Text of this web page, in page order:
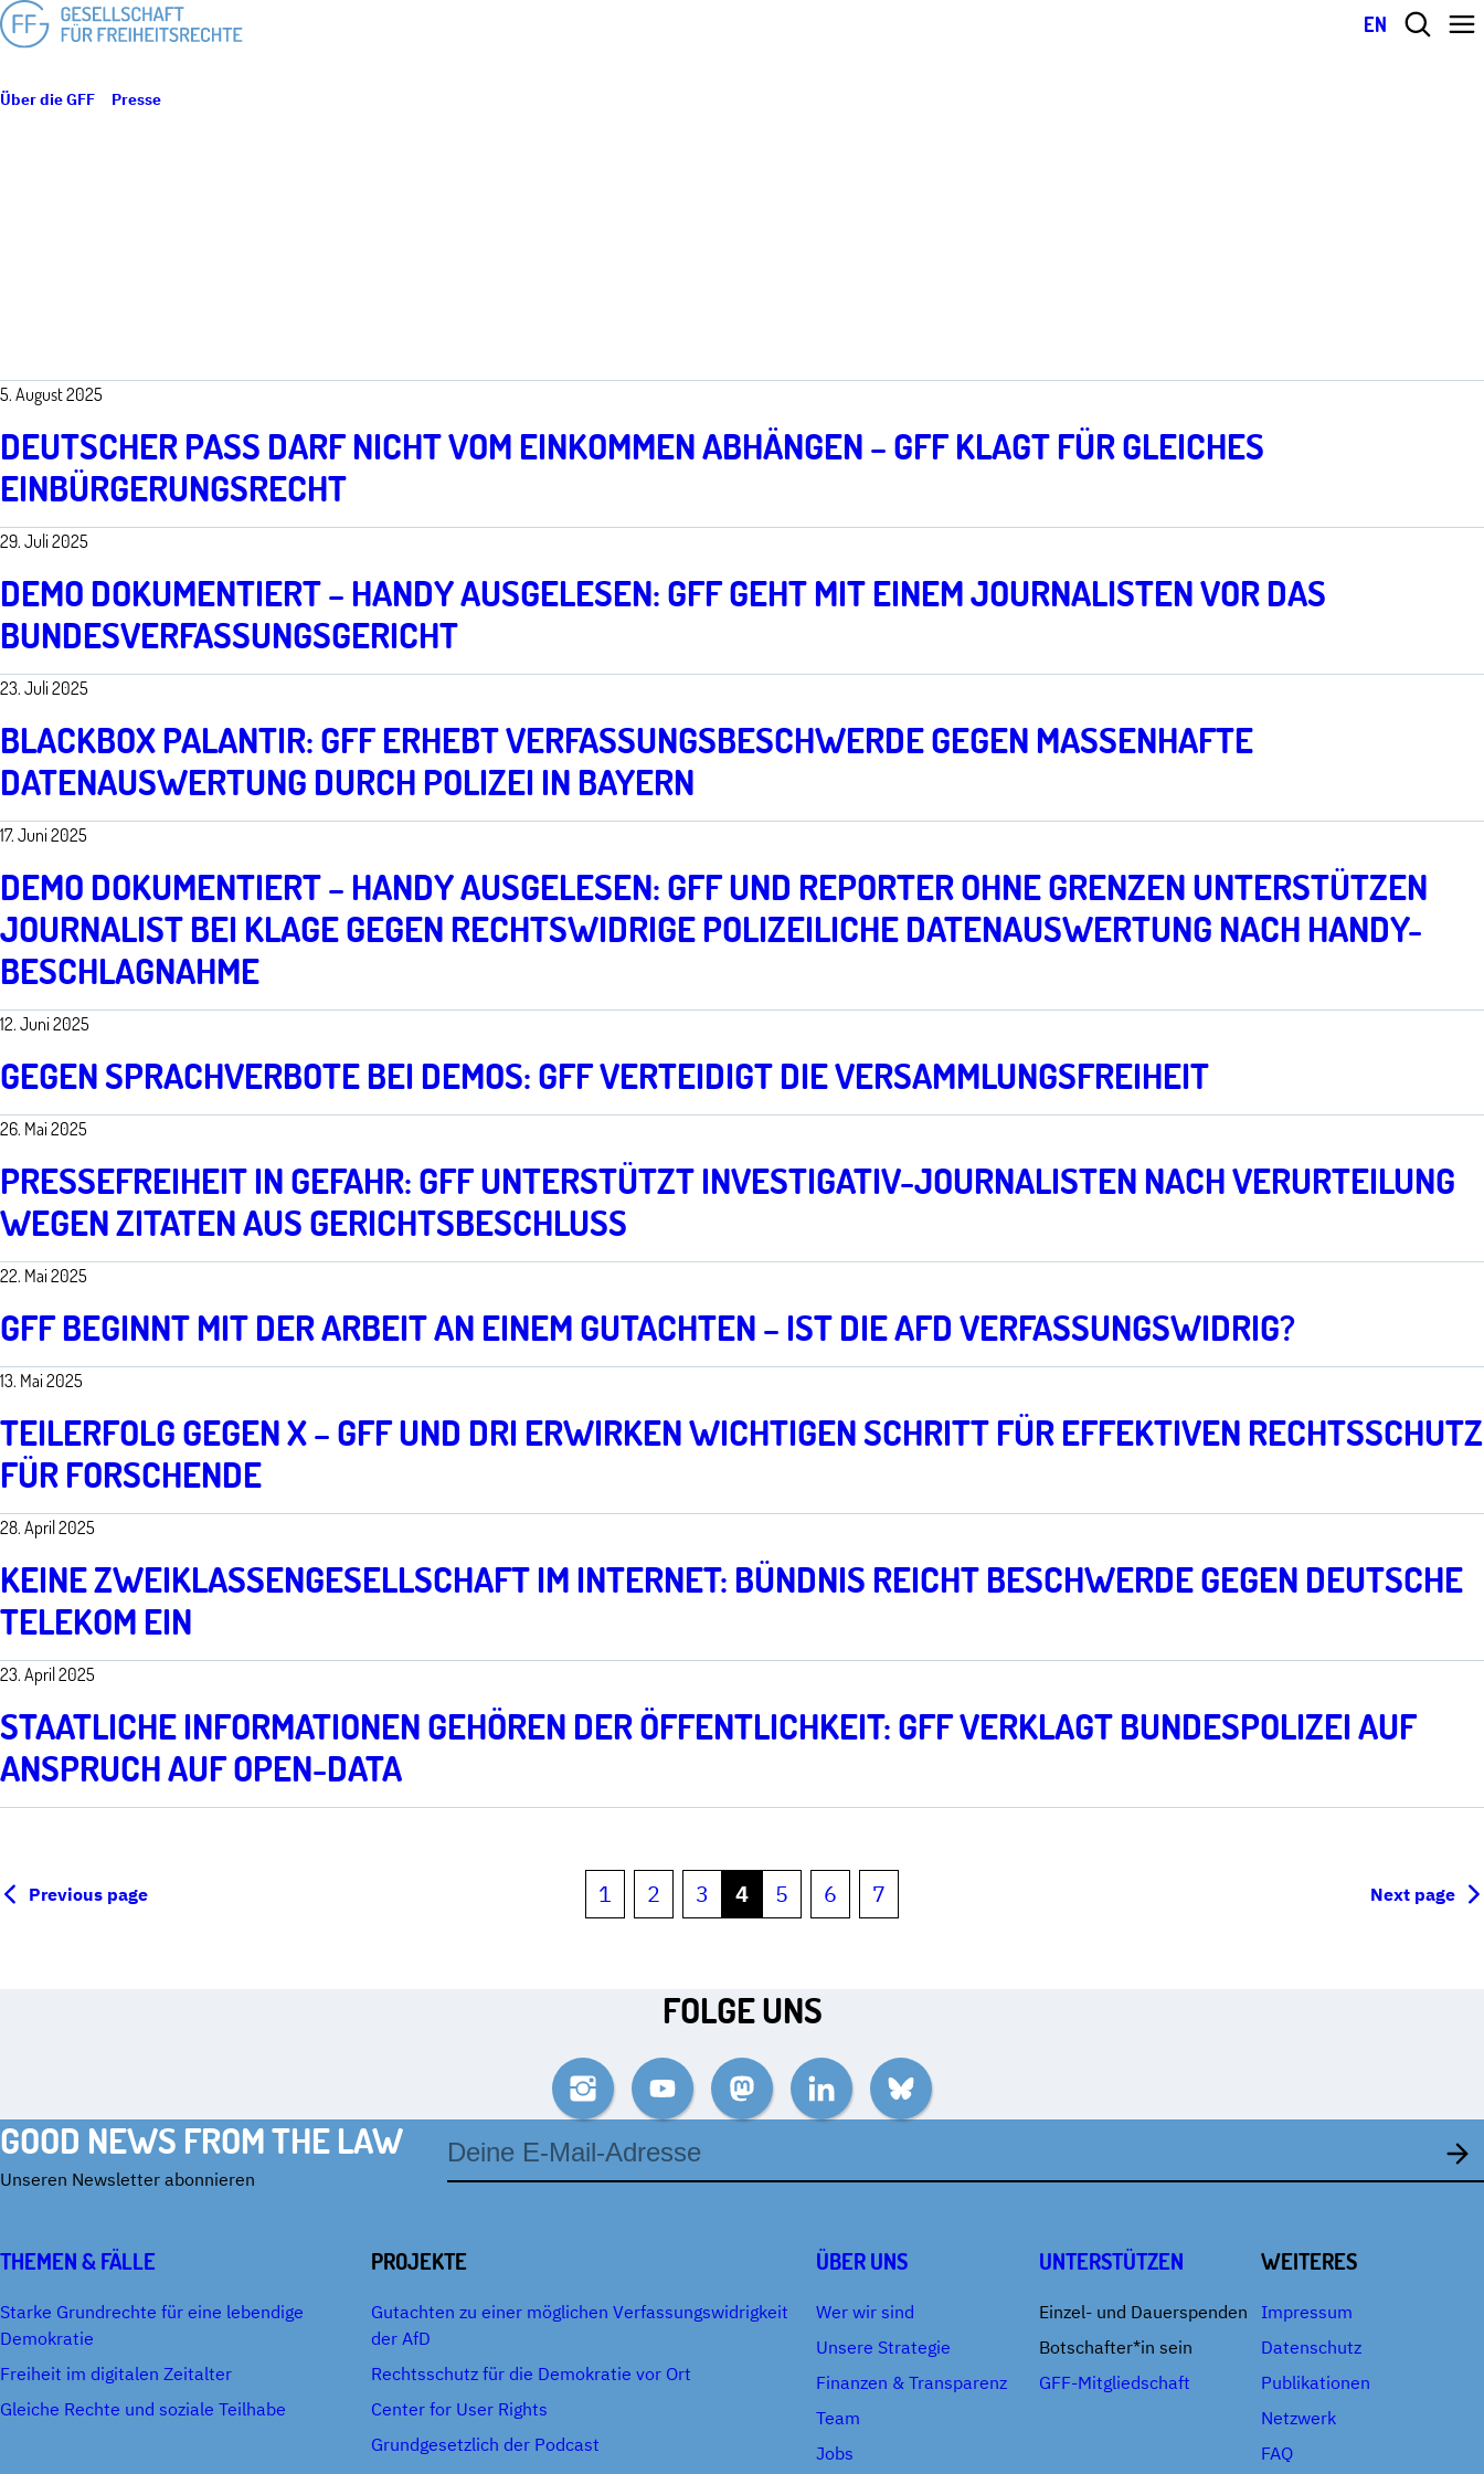
EN
Über die GFF Presse
5. August 2025
DEUTSCHER PASS DARF NICHT VOM EINKOMMEN ABHÄNGEN – GFF KLAGT FÜR GLEICHES
EINBÜRGERUNGSRECHT
29. Juli 2025
DEMO DOKUMENTIERT – HANDY AUSGELESEN: GFF GEHT MIT EINEM JOURNALISTEN VOR DAS
BUNDESVERFASSUNGSGERICHT
23. Juli 2025
BLACKBOX PALANTIR: GFF ERHEBT VERFASSUNGSBESCHWERDE GEGEN MASSENHAFTE
DATENAUSWERTUNG DURCH POLIZEI IN BAYERN
17. Juni 2025
DEMO DOKUMENTIERT – HANDY AUSGELESEN: GFF UND REPORTER OHNE GRENZEN UNTERSTÜTZEN
JOURNALIST BEI KLAGE GEGEN RECHTSWIDRIGE POLIZEILICHE DATENAUSWERTUNG NACH HANDY-
BESCHLAGNAHME
12. Juni 2025
GEGEN SPRACHVERBOTE BEI DEMOS: GFF VERTEIDIGT DIE VERSAMMLUNGSFREIHEIT
26. Mai 2025
PRESSEFREIHEIT IN GEFAHR: GFF UNTERSTÜTZT INVESTIGATIV-JOURNALISTEN NACH VERURTEILUNG
WEGEN ZITATEN AUS GERICHTSBESCHLUSS
22. Mai 2025
GFF BEGINNT MIT DER ARBEIT AN EINEM GUTACHTEN – IST DIE AFD VERFASSUNGSWIDRIG?
13. Mai 2025
TEILERFOLG GEGEN X – GFF UND DRI ERWIRKEN WICHTIGEN SCHRITT FÜR EFFEKTIVEN RECHTSSCHUTZ
FÜR FORSCHENDE
28. April 2025
KEINE ZWEIKLASSENGESELLSCHAFT IM INTERNET: BÜNDNIS REICHT BESCHWERDE GEGEN DEUTSCHE
TELEKOM EIN
23. April 2025
STAATLICHE INFORMATIONEN GEHÖREN DER ÖFFENTLICHKEIT: GFF VERKLAGT BUNDESPOLIZEI AUF
ANSPRUCH AUF OPEN-DATA
Previous page 1 2 3 4 5 6 7 Next page
FOLGE UNS
InstagramYouTubeMastodonLinkedInBluesky
GOOD NEWS FROM THE LAW
Unseren Newsletter abonnieren
Mail-
THEMEN & FÄLLE
Starke Grundrechte für eine lebendige
Demokratie
Freiheit im digitalen Zeitalter
Gleiche Rechte und soziale Teilhabe
PROJEKTE
Gutachten zu einer möglichen Verfassungswidrigkeit
der AfD
Rechtsschutz für die Demokratie vor Ort
Center for User Rights
Grundgesetzlich der Podcast
ÜBER UNS
Wer wir sind
Unsere Strategie
Finanzen & Transparenz
Team
Jobs
UNTERSTÜTZEN
Einzel- und Dauerspenden
Botschafter*in sein
GFF-Mitgliedschaft
WEITERES
Impressum
Datenschutz
Publikationen
Netzwerk
FAQ